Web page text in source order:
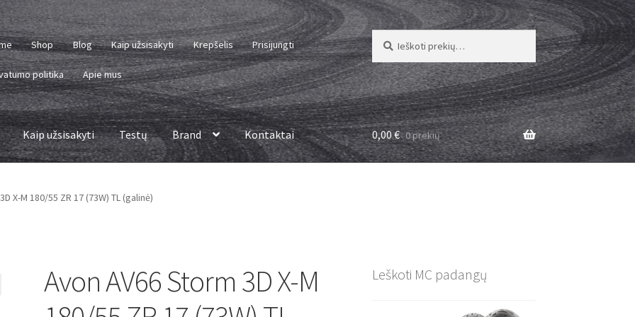
Shop Blog Kaip užsisakyti Krepšelis Prisijungti
politika Apie mus
Ieškoti:
Ieškoti
Kaip užsisakyti Testų Brand Kontaktai 0,00€ 0 prekių
X-M 180/55 ZR 17 (73W) TL (galinė)
Avon AV66 Storm 3D X-M
Leškoti MC padangų